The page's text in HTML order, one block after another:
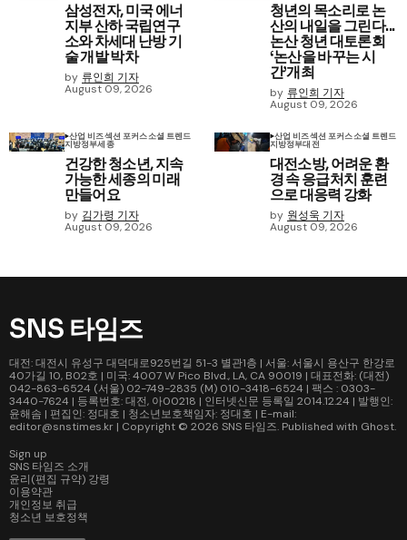
삼성전자, 미국 에너
지부 산하 국립연구
소와 차세대 난방 기
술 개발 박차
by 류인희 기자
August 09, 2026
청년의 목소리로 논
산의 내일을 그린다...
논산 청년 대토론회
‘논산을 바꾸는 시
간’개최
by 류인희 기자
August 09, 2026
산업 비즈섹션 포커스소셜 트렌드
지방정부세종
건강한 청소년, 지속
가능한 세종의 미래
만들어요
by 김가령 기자
August 09, 2026
산업 비즈섹션 포커스소셜 트렌드
지방정부대전
대전소방, 어려운 환
경 속 응급처치 훈련
으로 대응력 강화
by 원성욱 기자
August 09, 2026
SNS 타임즈
대전: 대전시 유성구 대덕대로925번길 51-3 별관1층 | 서울: 서울시 용산구 한강로
40가길 10, B02호 | 미국: 4007 W Pico Blvd., LA, CA 90019 | 대표전화: (대전)
042-863-6524 (서울) 02-749-2835 (M) 010-3418-6524 | 팩스 : 0303-
3440-7624 | 등록번호: 대전, 아00218 | 인터넷신문 등록일 2014.12.24 | 발행인:
윤해솜 | 편집인: 정대호 | 청소년보호책임자: 정대호 | E-mail:
editor@snstimes.kr | Copyright © 2026 SNS 타임즈. Published with Ghost.
Sign up
SNS 타임즈 소개
윤리(편집 규약) 강령
이용약관
개인정보 취급
청소년 보호정책